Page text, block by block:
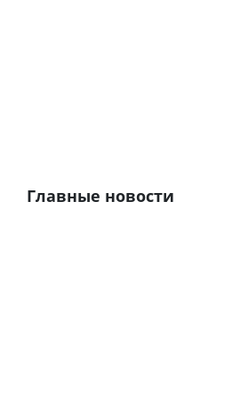
Главные новости